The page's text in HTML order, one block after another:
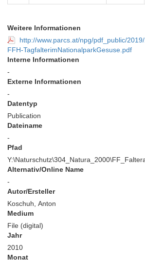
Weitere Informationen
http://www.parcs.at/npg/pdf_public/
FFH-TagfalterimNationalparkGesuse.pdf
Interne Informationen
-
Externe Informationen
-
Datentyp
Publication
Dateiname
-
Pfad
Alternativ/Online Name
-
Autor/Ersteller
Koschuh, Anton
Medium
File (digital)
Jahr
2010
Monat